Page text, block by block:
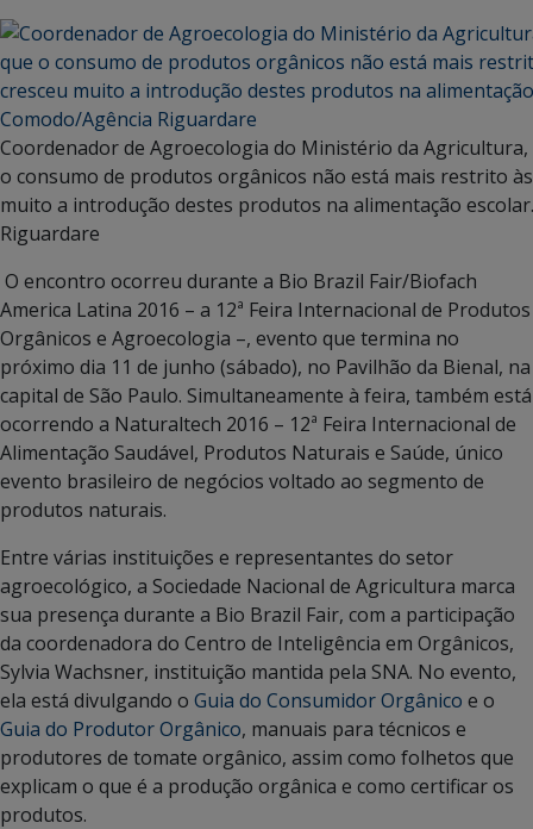
Coordenador de Agroecologia do Ministério da
o consumo de produtos orgânicos não está mais restrito
muito a introdução destes produtos na alimentação
Riguardare
O encontro ocorreu durante a Bio Brazil Fair/Biofach
America Latina 2016 – a 12ª Feira Internacional de Produtos
Orgânicos e Agroecologia –, evento que termina no
próximo dia 11 de junho (sábado), no Pavilhão da Bienal, na
capital de São Paulo. Simultaneamente à feira, também está
ocorrendo a Naturaltech 2016 – 12ª Feira Internacional de
Alimentação Saudável, Produtos Naturais e Saúde, único
evento brasileiro de negócios voltado ao segmento de
produtos naturais.
Entre várias instituições e representantes do setor
agroecológico, a Sociedade Nacional de Agricultura marca
sua presença durante a Bio Brazil Fair, com a participação
da coordenadora do Centro de Inteligência em Orgânicos,
Sylvia Wachsner, instituição mantida pela SNA. No evento,
ela está divulgando o Guia do Consumidor Orgânico e o
Guia do Produtor Orgânico, manuais para técnicos e
produtores de tomate orgânico, assim como folhetos que
explicam o que é a produção orgânica e como certificar os
produtos.